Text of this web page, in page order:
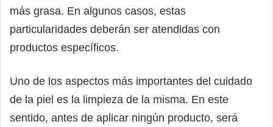
más grasa. En algunos casos, estas
particularidades deberán ser atendidas con
productos específicos.
Uno de los aspectos más importantes del cuidado
de la piel es la limpieza de la misma. En este
sentido, antes de aplicar ningún producto, será